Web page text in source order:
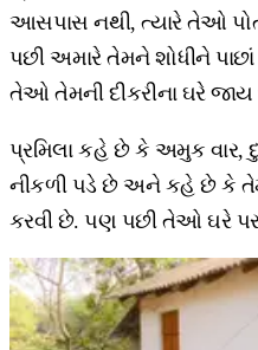
આસપાસ નથી, ત્યારે તેઓ
પછી અમારે તેમને શોધીને
તેઓ તેમની દીકરીના ઘરે જાય
પ્રમિલા કહે છે કે અમુક વાર,
નીકળી પડે છે અને કહે છે કે
કરવી છે. પણ પછી તેઓ ઘરે